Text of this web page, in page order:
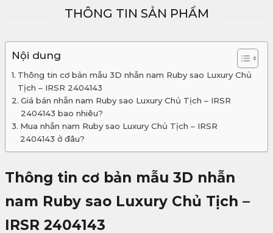
THÔNG TIN SẢN PHẨM
Nội dung
Thông tin cơ bản mẫu 3D nhẫn nam Ruby sao Luxury Chủ
Tịch – IRSR 2404143
Giá bán nhẫn nam Ruby sao Luxury Chủ Tịch – IRSR
2404143 bao nhiêu?
Mua nhẫn nam Ruby sao Luxury Chủ Tịch – IRSR
2404143 ở đâu?
Thông tin cơ bản mẫu 3D nhẫn
nam Ruby sao Luxury Chủ Tịch –
IRSR 2404143